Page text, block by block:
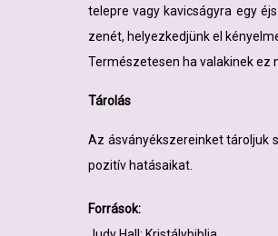
telepre vagy kavicságyra egy
zenét, helyezkedjünk el
Természetesen ha valakinek
Tárolás
Az ásványékszereinket tároljuk
pozitív hatásaikat.
Források: